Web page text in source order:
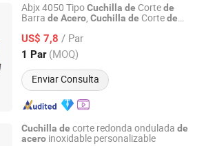
Abjx 4050 TipoCuchilla de Cortede
Barra de Acero, Cuchilla de Cortede
Rebar
US$ 7,8 / Par
1 Par (MOQ)
Enviar Consulta
and Export Trade Co., Ltd.
Desde 2026
Cuchilla de corte redonda ondulada de
acero inoxidable personalizable
TOOLS Co.,Ltd.